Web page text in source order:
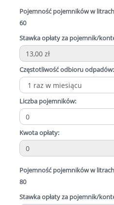
Pojemność pojemników w
60
Stawka opłaty za pojemnik/
Częstotliwość odbioru odpadów:
Liczba pojemników:
Kwota opłaty:
Pojemność pojemników w
80
Stawka opłaty za pojemnik/